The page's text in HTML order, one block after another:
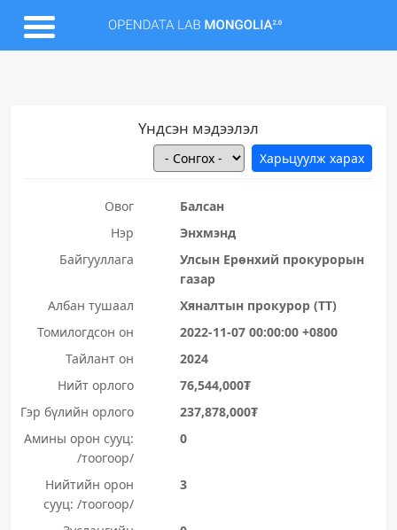
Үндсэн мэдээлэл
Овог
Балсан
Нэр
Энхмэнд
Байгууллага
Улсын Ерөнхий прокурорын
газар
Албан тушаал
Хяналтын прокурор (ТТ)
Томилогдсон он
2022-11-07 00:00:00 +0800
Тайлант он
2024
Нийт орлого
76,544,000₮
Гэр бүлийн орлого
237,878,000₮
Амины орон сууц:
/тоогоор/
0
Нийтийн орон
сууц: /тоогоор/
3